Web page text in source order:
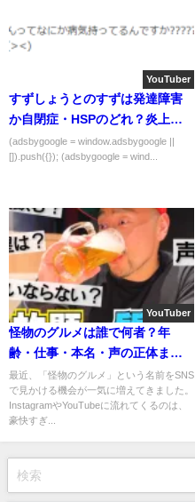
YouTuber
すずしょうとのすずは発達障害
か自閉症・HSPのどれ？炎上し
た理由も!
(adsbygoogle = window.adsbygoogle ||
[]).push({}); (adsbygoogle = wind...
YouTuber
怪物のグルメは誰で何者？年
齢・仕事・本名・声の正体まで
徹底調査！
最近、「怪物のグルメ」という名前をSNS
で見かける機会が一気に増えてきました。
InstagramやYouTubeに流れてくるのは、
豪快すぎ...